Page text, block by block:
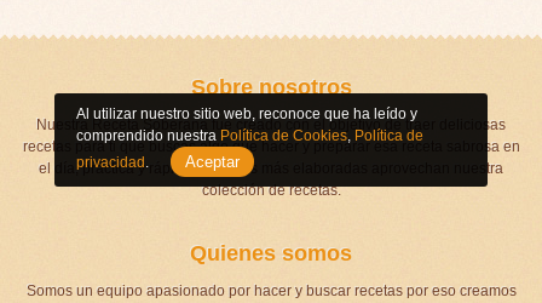
Sobre nosotros
Nuestra Receta Soberana fue creado con el objetivo de traer deliciosas
recetas para ti que buscas algo que hacer y preparar esa receta sabrosa en
el día, práctica y rápida, hasta las más elaboradas aprovechan nuestra
colección de recetas.
Quienes somos
Somos un equipo apasionado por hacer y buscar recetas por eso creamos
Al utilizar nuestro sitio web, reconoce que ha leído y
comprendido nuestra Política de Cookies, Política de
privacidad . Aceptar